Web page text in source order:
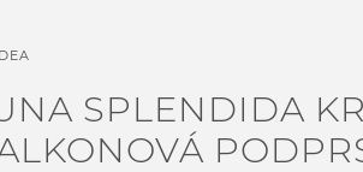
SPLENDIDA